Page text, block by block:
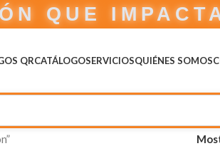
QUE
QRCATÁLOGOSERVICIOSQUIÉNES SOMOS